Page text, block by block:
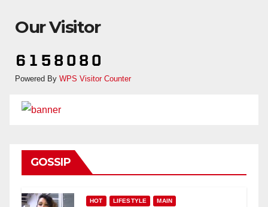
Our Visitor
Powered By WPS Visitor Counter
GOSSIP
HOT LIFESTYLE MAIN